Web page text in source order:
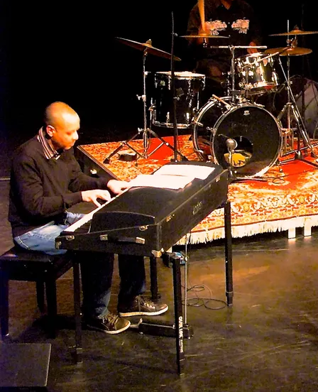
Na eerdere crossover-experimenten werkte Fra Fra Sound opnieuw samen
met de Gnawa-groep van Mehdi Nassouli uit Marokko. Op het eerste
gezicht lijkt het vergezocht. Wie combineert nu Afro-Caribische Surinaamse
muziek met Gnawa? Fra Fra Sound en de Marokkaanse gasten van Mehdi
Nassouli zijn zich bewust van de historische verbanden in hun muziek.
De overeenkomsten in de muziek van Fra Fra Sound en Mehdi Nassouli
gaan terug tot het koninkrijk Ghana in de 12e eeuw (ruwweg hedendaags
Zuid-Mauritanië/Mali). De muziek van de Ghanezen (mensen van Ghana)
reisde door de Sahara naar Marokko en werd daar 'gnawa'. Via Europese
slavenschepen werd dezelfde muziek onvrijwillig vanuit West-Afrika
meegenomen naar de andere kant van de Atlantische Oceaan, naar de
Surinaamse kust.
Fra Fra Sound en Mehdi Nassouli ging tijdens het concert terug naar de
muzikale oerbron van Afrika, en lieten zien hoe Afro-Caribische jazz, Gnawa
en Desert blues organisch met elkaar verweven zijn.
Mehdi Nassouli - leadzang, guembri, ghaita, taloutart
Gnawi - krakebs, zang, dans